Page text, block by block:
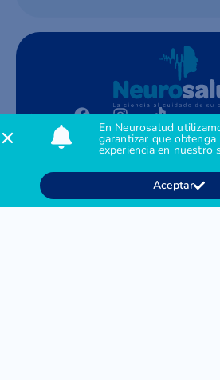
Síguenos:
Contacto
Contact Center: + 601 794 5994
Administración: + 601 762 6985
M: gerencia@neurosalud.co
En Neurosalud
garantizar que obtenga
experiencia en nuestro
Aceptar